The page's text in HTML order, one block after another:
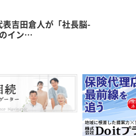
表吉田倉人が「社長脳-
イン…